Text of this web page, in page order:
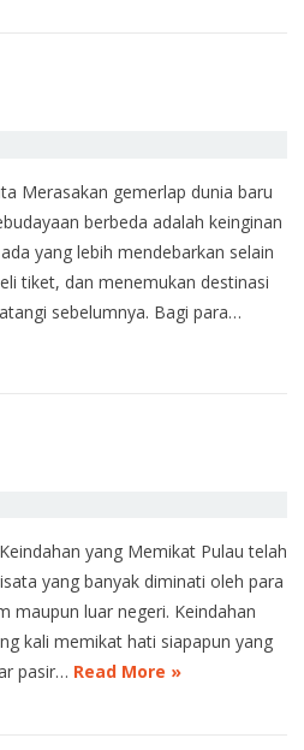
Merasakan gemerlap dunia baru
berbeda adalah keinginan
yang lebih mendebarkan selain
tiket, dan menemukan destinasi
sebelumnya. Bagi para…
yang Memikat Pulau telah
yang banyak diminati oleh para
maupun luar negeri. Keindahan
kali memikat hati siapapun yang
pasir… Read More »